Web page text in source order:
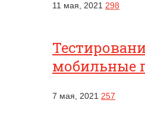
11 мая, 2021 298
мобильные
7 мая, 2021 257